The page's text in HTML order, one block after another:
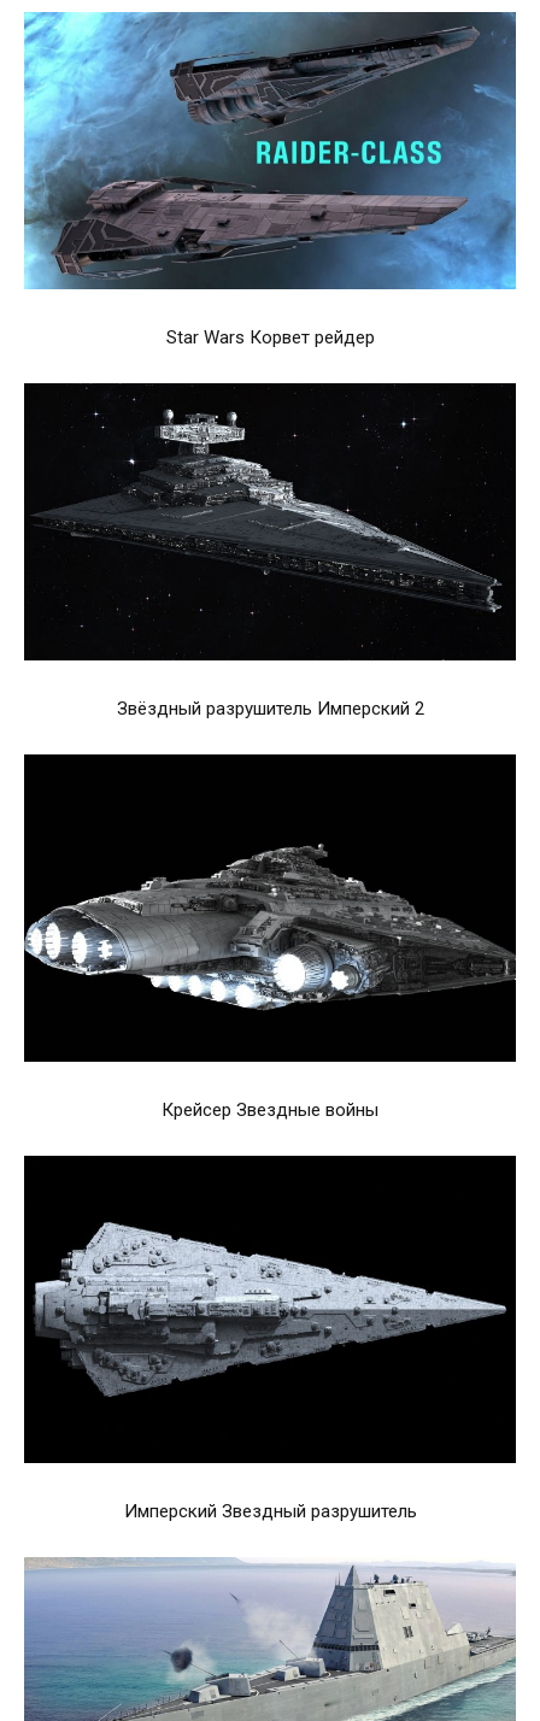
Star Wars Корвет рейдер
Звёздный разрушитель Имперский 2
Крейсер Звездные войны
Имперский Звездный разрушитель